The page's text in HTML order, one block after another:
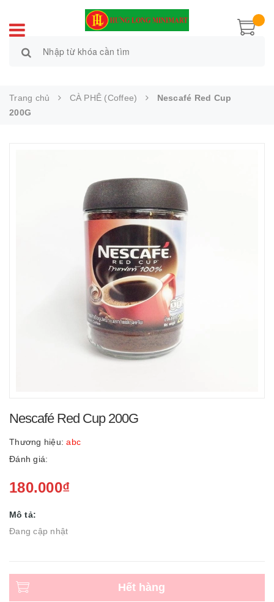
Trang chủ CÀ PHÊ (Coffee)
Nescafé Red Cup
200G
Nescafé Red Cup 200G
Thương hiệu: abc
Đánh giá:
180.000₫
Mô tả:
Đang cập nhật
Hết hàng